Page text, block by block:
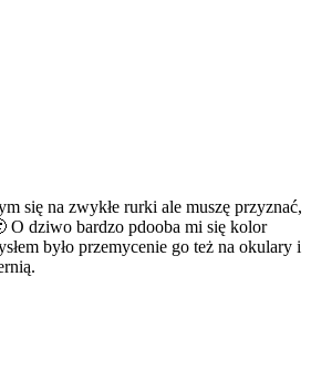
się na zwykłe rurki ale muszę przyznać,
O dziwo bardzo pdooba mi się kolor
było przemycenie go też na okulary i